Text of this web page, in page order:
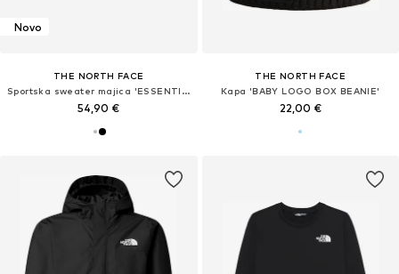
Novo
THE NORTH FACE
Sportska sweater majica 'ESSENTIAL'
54,90 €
THE NORTH FACE
Kapa 'BABY LOGO BOX BEANIE'
22,00 €